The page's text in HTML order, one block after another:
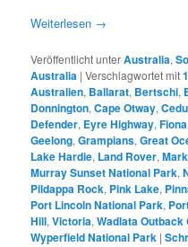
Weiterlesen →
Veröffentlicht unterAustralia,
Australia |Verschlagwortet mit
Australien, Ballarat, Bertschi,
Donnington,Cape Otway,
Defender, Eyre Highway,Fiona
Geelong,Grampians,Great
Lake Hardie, Land Rover,
Murray Sunset National Park,
Pildappa Rock, Pink Lake,
Port Lincoln National Park,
Hill,Victoria,Wadlata Outback
Wyperfield National Park |